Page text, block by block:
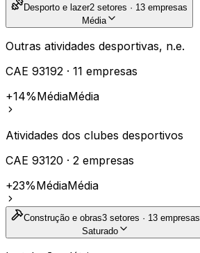
Desporto e lazer2 setores · 13 empresas
Média
Outras atividades desportivas, n.e.
CAE 93192 · 11 empresas
+14%MédiaMédia
Atividades dos clubes desportivos
CAE 93120 · 2 empresas
+23%MédiaMédia
Construção e obras3 setores · 13 empresas
Saturado